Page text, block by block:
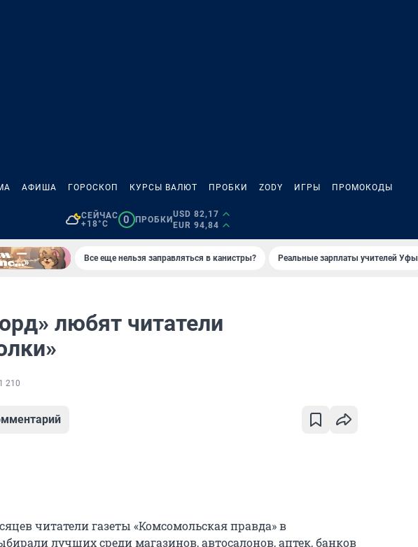
АФИША ГОРОСКОП КУРСЫ ВАЛЮТ ПРОБКИ ZODY ИГРЫ ПРОМОКОДЫ
СЕЙЧАС
+18°C
0 ПРОБКИ
USD 82,17
EUR 94,84
Все еще нельзя заправляться в канистры? Реальные зарплаты учителей Уфы
любят читатели
1 210
читатели газеты «Комсомольская правда» в
лучших среди магазинов, автосалонов, аптек, банков